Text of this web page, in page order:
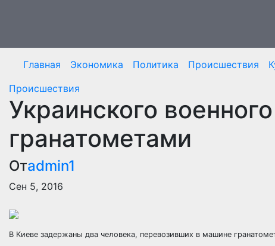
Главная Экономика Политика Происшествия
Происшествия
Украинского
гранатометами
Отadmin1
Сен 5, 2016
В Киеве задержаны два человека, перевозивших в машине